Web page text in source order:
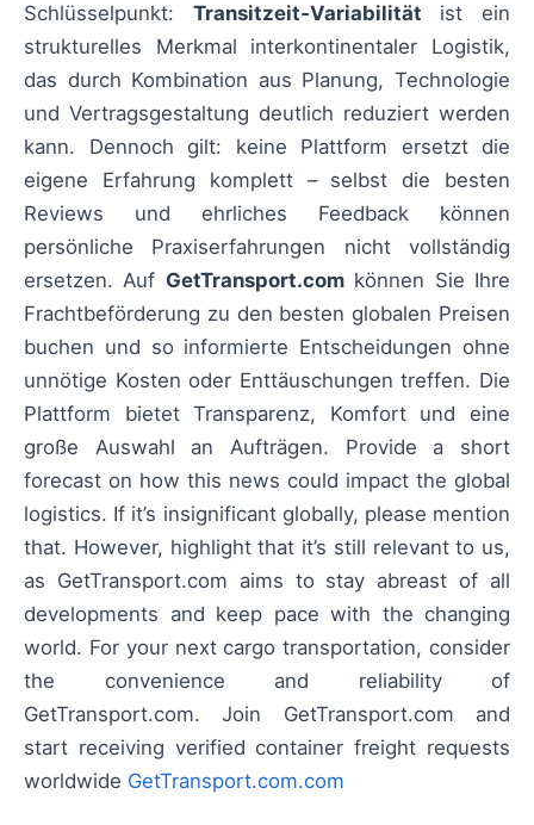
Schlüsselpunkt: Transitzeit‑Variabilität ist ein
strukturelles Merkmal interkontinentaler Logistik,
das durch Kombination aus Planung, Technologie
und Vertragsgestaltung deutlich reduziert werden
kann. Dennoch gilt: keine Plattform ersetzt die
eigene Erfahrung komplett – selbst die besten
Reviews und ehrliches Feedback können
persönliche Praxiserfahrungen nicht vollständig
ersetzen. Auf GetTransport.comkönnen Sie Ihre
Frachtbeförderung zu den besten globalen Preisen
buchen und so informierte Entscheidungen ohne
unnötige Kosten oder Enttäuschungen treffen. Die
Plattform bietet Transparenz, Komfort und eine
große Auswahl an Aufträgen. Provide a short
forecast on how this news could impact the global
logistics. If it’s insignificant globally, please mention
that. However, highlight that it’s still relevant to us,
as GetTransport.com aims to stay abreast of all
developments and keep pace with the changing
world. For your next cargo transportation, consider
the convenience and reliability of
GetTransport.com. Join GetTransport.com and
start receiving verified container freight requests
worldwide GetTransport.com.com